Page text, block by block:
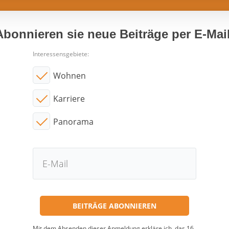
sie neue Beiträge per E-
Interessensgebiete:
Wohnen
Karriere
Panorama